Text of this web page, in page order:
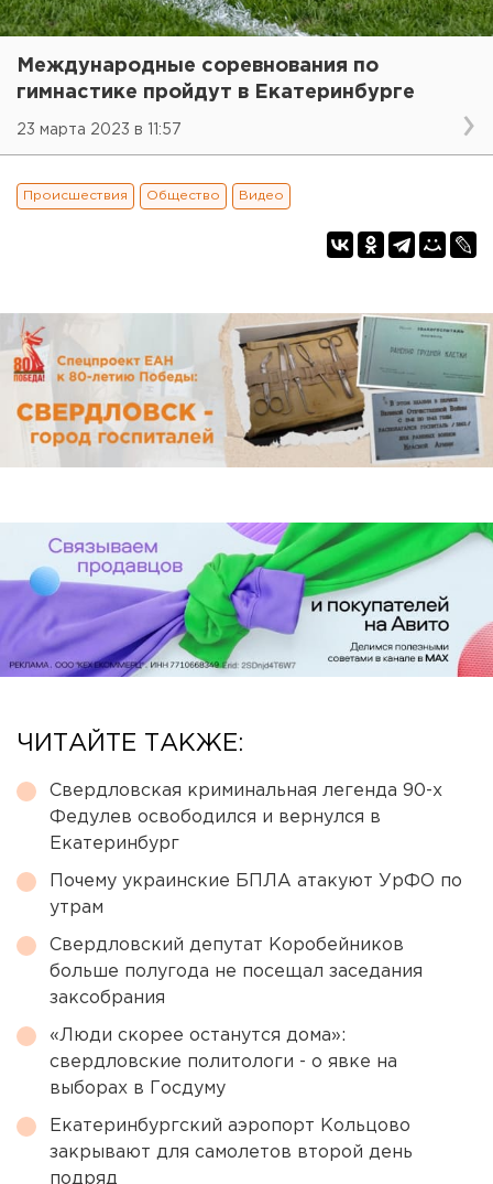
Международные соревнования по
гимнастике пройдут в Екатеринбурге
23 марта 2023 в 11:57
Происшествия Общество Видео
ЧИТАЙТЕ ТАКЖЕ:
Свердловская криминальная легенда 90-х
Федулев освободился и вернулся в
Екатеринбург
Почему украинские БПЛА атакуют УрФО по
утрам
Свердловский депутат Коробейников
больше полугода не посещал заседания
заксобрания
«Люди скорее останутся дома»:
свердловские политологи - о явке на
выборах в Госдуму
Екатеринбургский аэропорт Кольцово
закрывают для самолетов второй день
подряд